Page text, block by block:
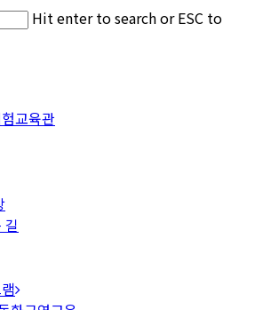
Hit enter to search or ESC to
교육관
길